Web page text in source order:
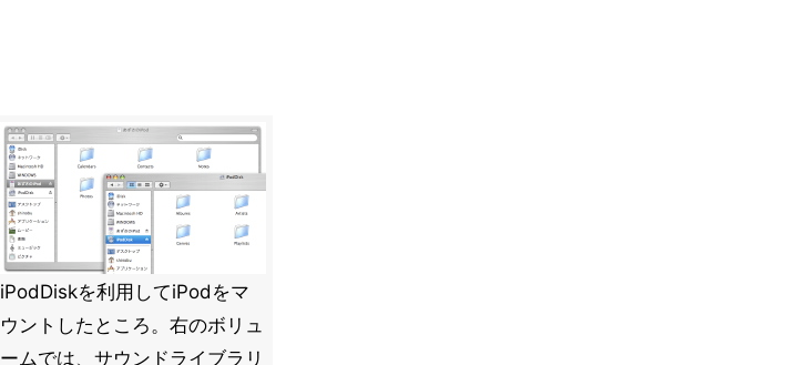
iPodDiskを利用してiPodをマ
ウントしたところ。右のボリュ
ームでは、サウンドライブラリ